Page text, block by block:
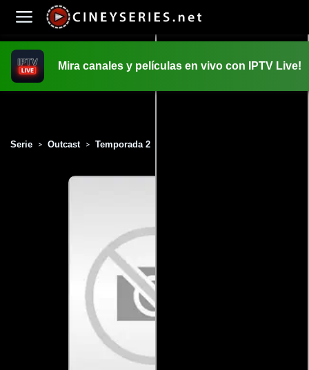
Mira canales y películas en vivo con IPTV Live!
Serie > Outcast > Temporada 2